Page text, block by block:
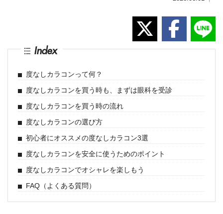
Index
度なしカラコンって何？
度なしカラコンを買う時も、まずは眼科を受診
度なしカラコンを買う時の流れ
度なしカラコンの選び方
初心者にオススメの度なしカラコン3選
度なしカラコンを安全に使うためのポイント
度なしカラコンでオシャレを楽しもう
FAQ（よくある質問）